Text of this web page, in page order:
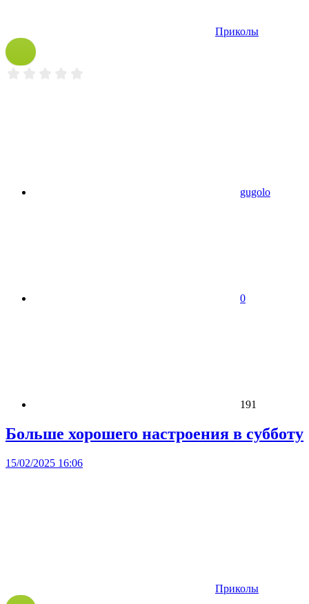
Приколы
gugolo
0
191
Больше хорошего настроения в субботу
15/02/2025 16:06
Приколы